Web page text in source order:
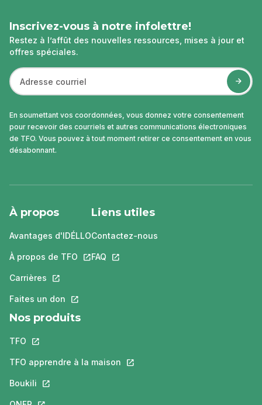
Inscrivez-vous à notre infolettre!
Restez à l’affût des nouvelles ressources, mises à jour et
offres spéciales.
En soumettant vos coordonnées, vous donnez votre consentement
pour recevoir des courriels et autres communications électroniques
de TFO. Vous pouvez à tout moment retirer ce consentement en vous
désabonnant.
À propos
Avantages d'IDÉLLO
À propos de TFO Ce lien s'ouvrira dans un nouvel onglet.
Carrières Ce lien s'ouvrira dans un nouvel onglet.
Faites un don Ce lien s'ouvrira dans un nouvel onglet.
Liens utiles
Contactez-nous
FAQ Ce lien s'ouvrira dans un nouvel
Nos produits
TFO Ce lien s'ouvrira dans un nouvel onglet.
TFO apprendre à la maison Ce lien s'ouvrira dans un nouvel
Boukili Ce lien s'ouvrira dans un nouvel onglet.